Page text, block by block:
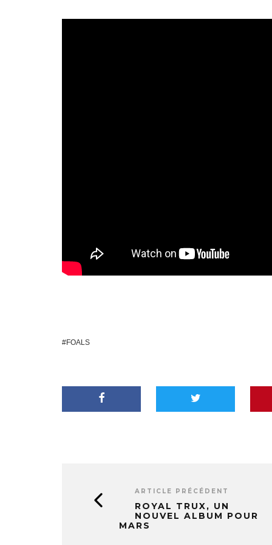
FOALS
ARTICLE PRÉCÉDENT
ROYAL TRUX, UN
NOUVEL ALBUM POUR
MARS